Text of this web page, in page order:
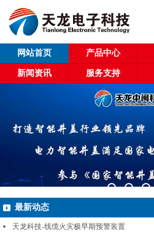
网站首页 产品中心
新闻资讯 服务支持
最新动态
天龙科技-线缆火灾极早期预警装置